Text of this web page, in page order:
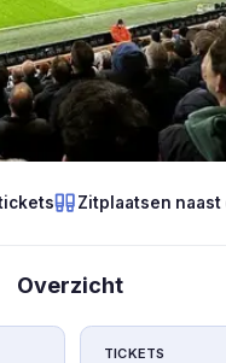
Zitplaatsen naast
Overzicht
TICKETS